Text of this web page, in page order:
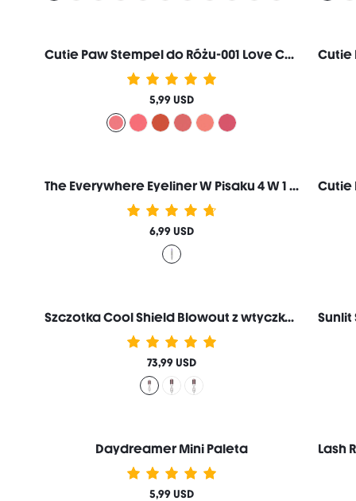
Cutie Paw Stempel do Różu-001 Love Cake
5,99 USD
The Everywhere Eyeliner W Pisaku 4 W 1 Markowe Kosmetyki Do MakijażU I Urody Dla Kobiet I DziewcząT
6,99 USD
Szczotka Cool Shield Blowout z wtyczką Pro-US
73,99 USD
Daydreamer Mini Paleta
5,99 USD